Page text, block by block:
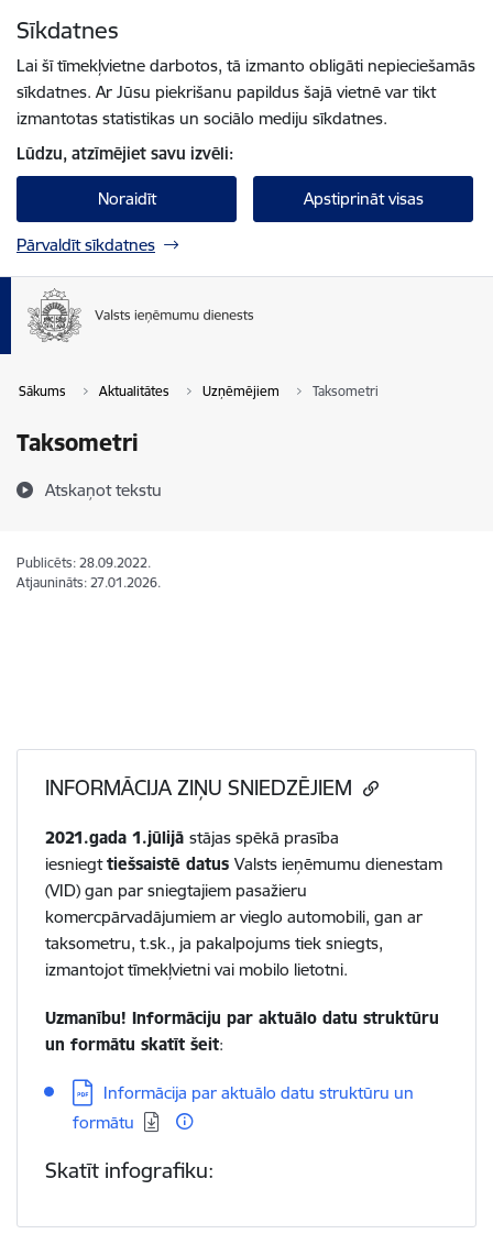
Sīkdatnes
Lai šī tīmekļvietne darbotos, tā izmanto obligāti nepieciešamās
sīkdatnes. Ar Jūsu piekrišanu papildus šajā vietnē var tikt
izmantotas statistikas un sociālo mediju sīkdatnes.
Lūdzu, atzīmējiet savu izvēli:
Noraidīt Apstiprināt visas
Pārvaldīt sīkdatnes
Sākums Aktualitātes Uzņēmējiem Taksometri
Taksometri
Atskaņot tekstu
Publicēts: 28.09.2022.
Atjaunināts: 27.01.2026.
INFORMĀCIJA ZIŅU SNIEDZĒJIEM
2021.gada 1.jūlijā stājas spēkā prasība
iesniegttiešsaistē datus Valsts ieņēmumu dienestam
(VID) gan par sniegtajiem pasažieru
komercpārvadājumiem ar vieglo automobili, gan ar
taksometru, t.sk., ja pakalpojums tiek sniegts,
izmantojot tīmekļvietni vai mobilo lietotni.
Uzmanību! Informāciju par aktuālo datu struktūru
un formātu skatīt šeit:
Lejupielādēt:
Informācija par aktuālo datu struktūru un
formātu
Skatīt infografiku: